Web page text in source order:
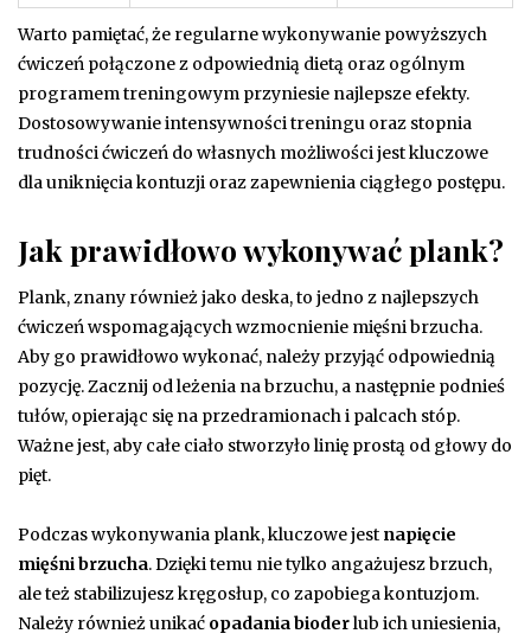
Warto pamiętać, że regularne wykonywanie powyższych
ćwiczeń połączone z odpowiednią dietą oraz ogólnym
programem treningowym przyniesie najlepsze efekty.
Dostosowywanie intensywności treningu oraz stopnia
trudności ćwiczeń do własnych możliwości jest kluczowe
dla uniknięcia kontuzji oraz zapewnienia ciągłego postępu.
Jak prawidłowo wykonywać plank?
Plank, znany również jako deska, to jedno z najlepszych
ćwiczeń wspomagających wzmocnienie mięśni brzucha.
Aby go prawidłowo wykonać, należy przyjąć odpowiednią
pozycję. Zacznij od leżenia na brzuchu, a następnie podnieś
tułów, opierając się na przedramionach i palcach stóp.
Ważne jest, aby całe ciało stworzyło linię prostą od głowy do
pięt.
Podczas wykonywania plank, kluczowe jest napięcie
mięśni brzucha. Dzięki temu nie tylko angażujesz brzuch,
ale też stabilizujesz kręgosłup, co zapobiega kontuzjom.
Należy również unikać opadania bioderlub ich uniesienia,